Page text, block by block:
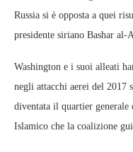
Russia si è opposta a quei
presidente siriano Bashar al-
Washington e i suoi alleati
negli attacchi aerei del 2017
diventata il quartier
Islamico che la coalizione